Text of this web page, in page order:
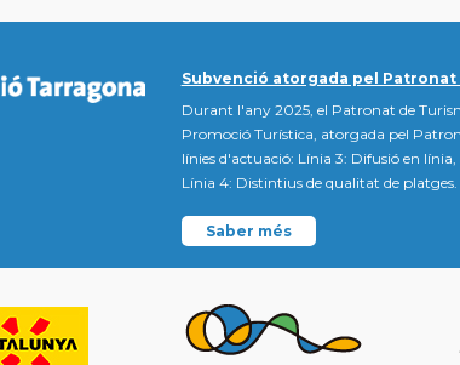
Subvenció atorgada pel
Durant l'any 2025, el Patronat de
Promoció Turística, atorgada pel
línies d'actuació: Línia 3: Difusió en
Línia 4: Distintius de qualitat de platges.
Saber més